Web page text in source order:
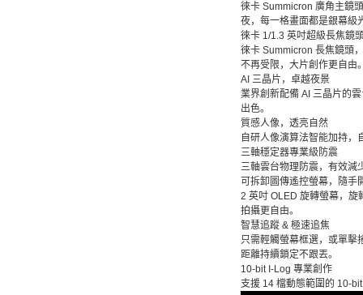
徠卡 Summicron 廣角主鏡
夜，每一格畫面都是銀幕級
徠卡 1/1.3 英吋超級長焦鏡
徠卡 Summicron 長焦鏡頭
不再受限，大片創作更自由
AI 三晶片，卓越夜景
業界創新配備 AI 三晶片的
出色。
質感人像，透亮自然
自研人像演算法智能加持，
三軸穩定器專業級防震
三軸雲台物理防震，有效減
可拆卸圖傳遙控螢幕，隨手
2 英吋 OLED 旋轉螢幕，旋
拍攝更自由。
智慧追蹤 & 極速追焦
只需輕觸螢幕框選，或單擊
距離持續鎖定不跟丟。
10-bit I-Log 專業創作
支援 14 檔動態範圍的 10-